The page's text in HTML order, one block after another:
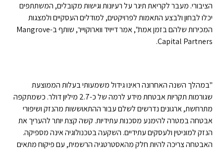
הציבורי. מעבר לקריאת תיגר על רעיונות וגישות מקובלים, המשתתפים
יכלו לבחון ולבצע התאמות לפרויקטים, למודלים העסקיים ולמצגות
המכירות שלהם בזמן אמת", אמר דייויד ווארוקוייר, שותף ב-Mangrove
Capital Partners.
"במהלך השנה האחרונה ראינו גידול משמעותי בעלות הממוצעת
שגורמות תקריות אבטחת מידע לרמה של כ-2.7 מיליון דולר. כשמתקפה
מתרחשת, ארגונים נדרשים לשלם עבור ההתאוששות מהנזק ושיפורי
אבטחה במטרה להימנע מסכנות עתידיות. קשה קצת יותר להעריך את
הנזק למוניטין ולעסקים עתידיים. השקעה בטכנולוגיה אינה מספיקה.
האבטחה צריכה להיות חלק מהאסטרטגיה הרשמית, עם פיקוח מתאים